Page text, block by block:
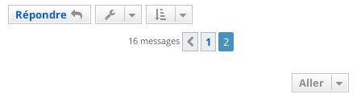
Répondre
16 messages Précédent
1 2
Aller